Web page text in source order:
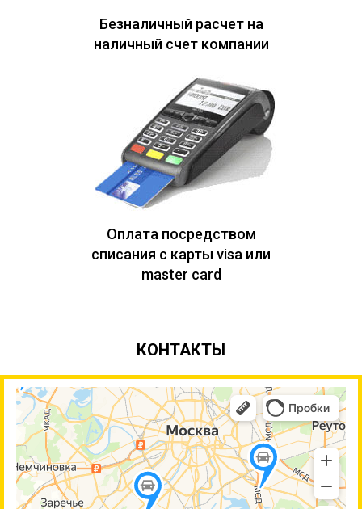
Безналичный расчет на
наличный счет компании
Оплата посредством
списания с карты visa или
master card
КОНТАКТЫ